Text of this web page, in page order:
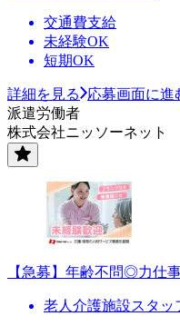
交通費支給
未経験OK
短期OK
詳細を見る
応募画面に進
派遣労働者
株式会社ニッソーネット
【急募】年齢不問◎力仕
老人介護施設スタッ